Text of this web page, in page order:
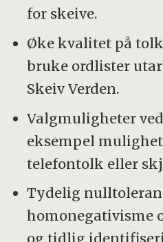
for skeive.
Øke kvalitet på
bruke ordlister
Skeiv Verden.
Valgmuligheter
eksempel
telefontolk eller
Tydelig
homonegativisme
og tidlig